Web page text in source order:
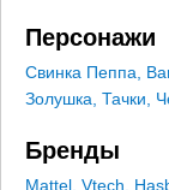
Персонажи
Свинка Пеппа
Золушка Тачки
Бренды
Mattel Vtech